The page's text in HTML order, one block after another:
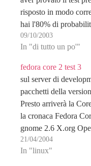
risposto in modo
hai l'80% di
Ammissione…
09/10/2003
In "di tutto un po'"
fedora core 2 test 3
sul server di
pacchetti della
Presto arriverà la
la cronaca Fedora
gnome 2.6 X.org
ciuaz
21/04/2004
In "linux"